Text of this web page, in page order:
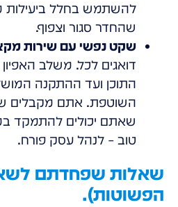
להשתמש בחלל ביעילות
שהחדר סגור וצפוף.
שקט נפשי עם שירות
דואגים לכל. משלב
התוכן ועד ההתקנה
השוטפת. אתם מקבלים
שאתם יכולים להתמקד
טוב – לנהל עסק פורח.
שאלות שפחדתם
הפשוטות).